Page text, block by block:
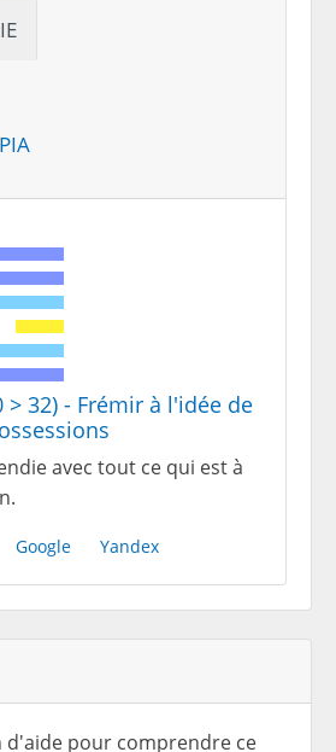
> 32) - Frémir à l'idée de
avec tout ce qui est à
Google Yandex
d'aide pour comprendre ce